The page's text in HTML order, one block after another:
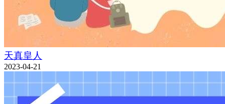
天真皇人
2023-04-21